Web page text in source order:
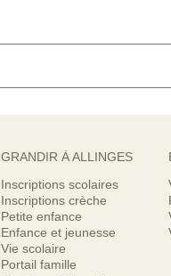
GRANDIR À ALLINGES
Inscriptions scolaires
Inscriptions crèche
Petite enfance
Enfance et jeunesse
Vie scolaire
Portail famille